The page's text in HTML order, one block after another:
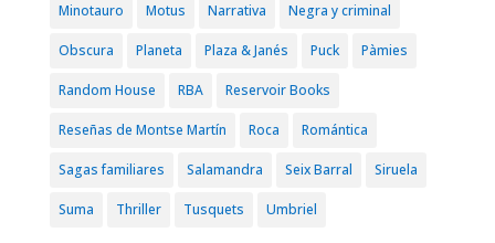
Minotauro Motus Narrativa Negra y criminal
Obscura Planeta Plaza & Janés Puck Pàmies
Random House RBA Reservoir Books
Reseñas de Montse Martín Roca Romántica
Sagas familiares Salamandra Seix Barral Siruela
Suma Thriller Tusquets Umbriel